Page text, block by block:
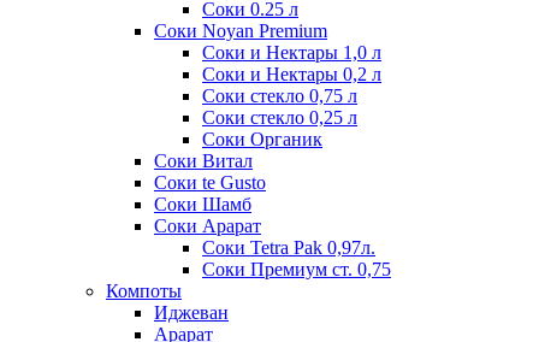
Соки 0.25 л
Соки Noyan Premium
Соки и Нектары 1,0 л
Соки и Нектары 0,2 л
Соки стекло 0,75 л
Соки стекло 0,25 л
Соки Органик
Соки Витал
Соки te Gusto
Соки Шамб
Соки Арарат
Соки Tetra Pak 0,97л.
Соки Премиум ст. 0,75
Компоты
Иджеван
Арарат